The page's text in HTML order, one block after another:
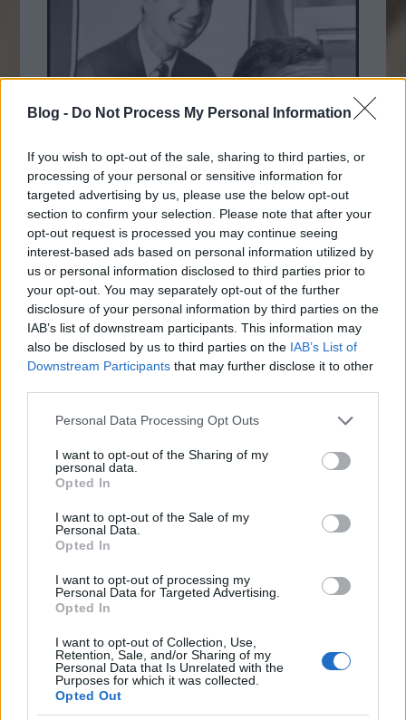
Blog - Do Not Process My Personal Information
If you wish to opt-out of the sale, sharing to third parties, or
processing of your personal or sensitive information for
targeted advertising by us, please use the below opt-out
section to confirm your selection. Please note that after your
opt-out request is processed you may continue seeing
interest-based ads based on personal information utilized by
us or personal information disclosed to third parties prior to
your opt-out. You may separately opt-out of the further
disclosure of your personal information by third parties on the
IAB’s list of downstream participants. This information may
also be disclosed by us to third parties on the IAB’s List of
Downstream Participants that may further disclose it to other
Please note that this website/app uses one or more Google
not limited to your visit or usage behaviour. You may click to
grant or deny consent to Google and its third-party tags to
use your data for below specified purposes in below Google
consent section.
Personal Data Processing Opt Outs
I want to opt-out of the Sharing of my
personal data.
Opted In
I want to opt-out of the Sale of my
Personal Data.
Opted In
I want to opt-out of processing my
Personal Data for Targeted Advertising.
Opted In
I want to opt-out of Collection, Use,
Retention, Sale, and/or Sharing of my
Personal Data that Is Unrelated with the
Purposes for which it was collected.
Opted Out
1970. Az ifjabb George W. Bush vesz részt
apja szenátusi kampányában
1971. George McGovern amerikai szenátor